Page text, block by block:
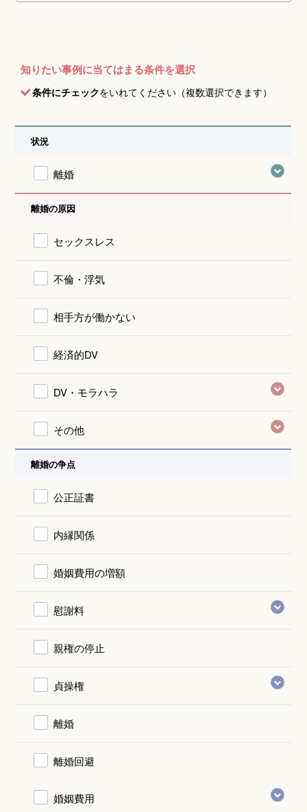
知りたい事例に当てはまる条件を選択
条件にチェックをいれてください（複数選択できます）
状況
離婚
離婚の原因
セックスレス
不倫・浮気
相手方が働かない
経済的DV
DV・モラハラ
その他
離婚の争点
公正証書
内縁関係
婚姻費用の増額
慰謝料
親権の停止
貞操権
離婚
離婚回避
婚姻費用